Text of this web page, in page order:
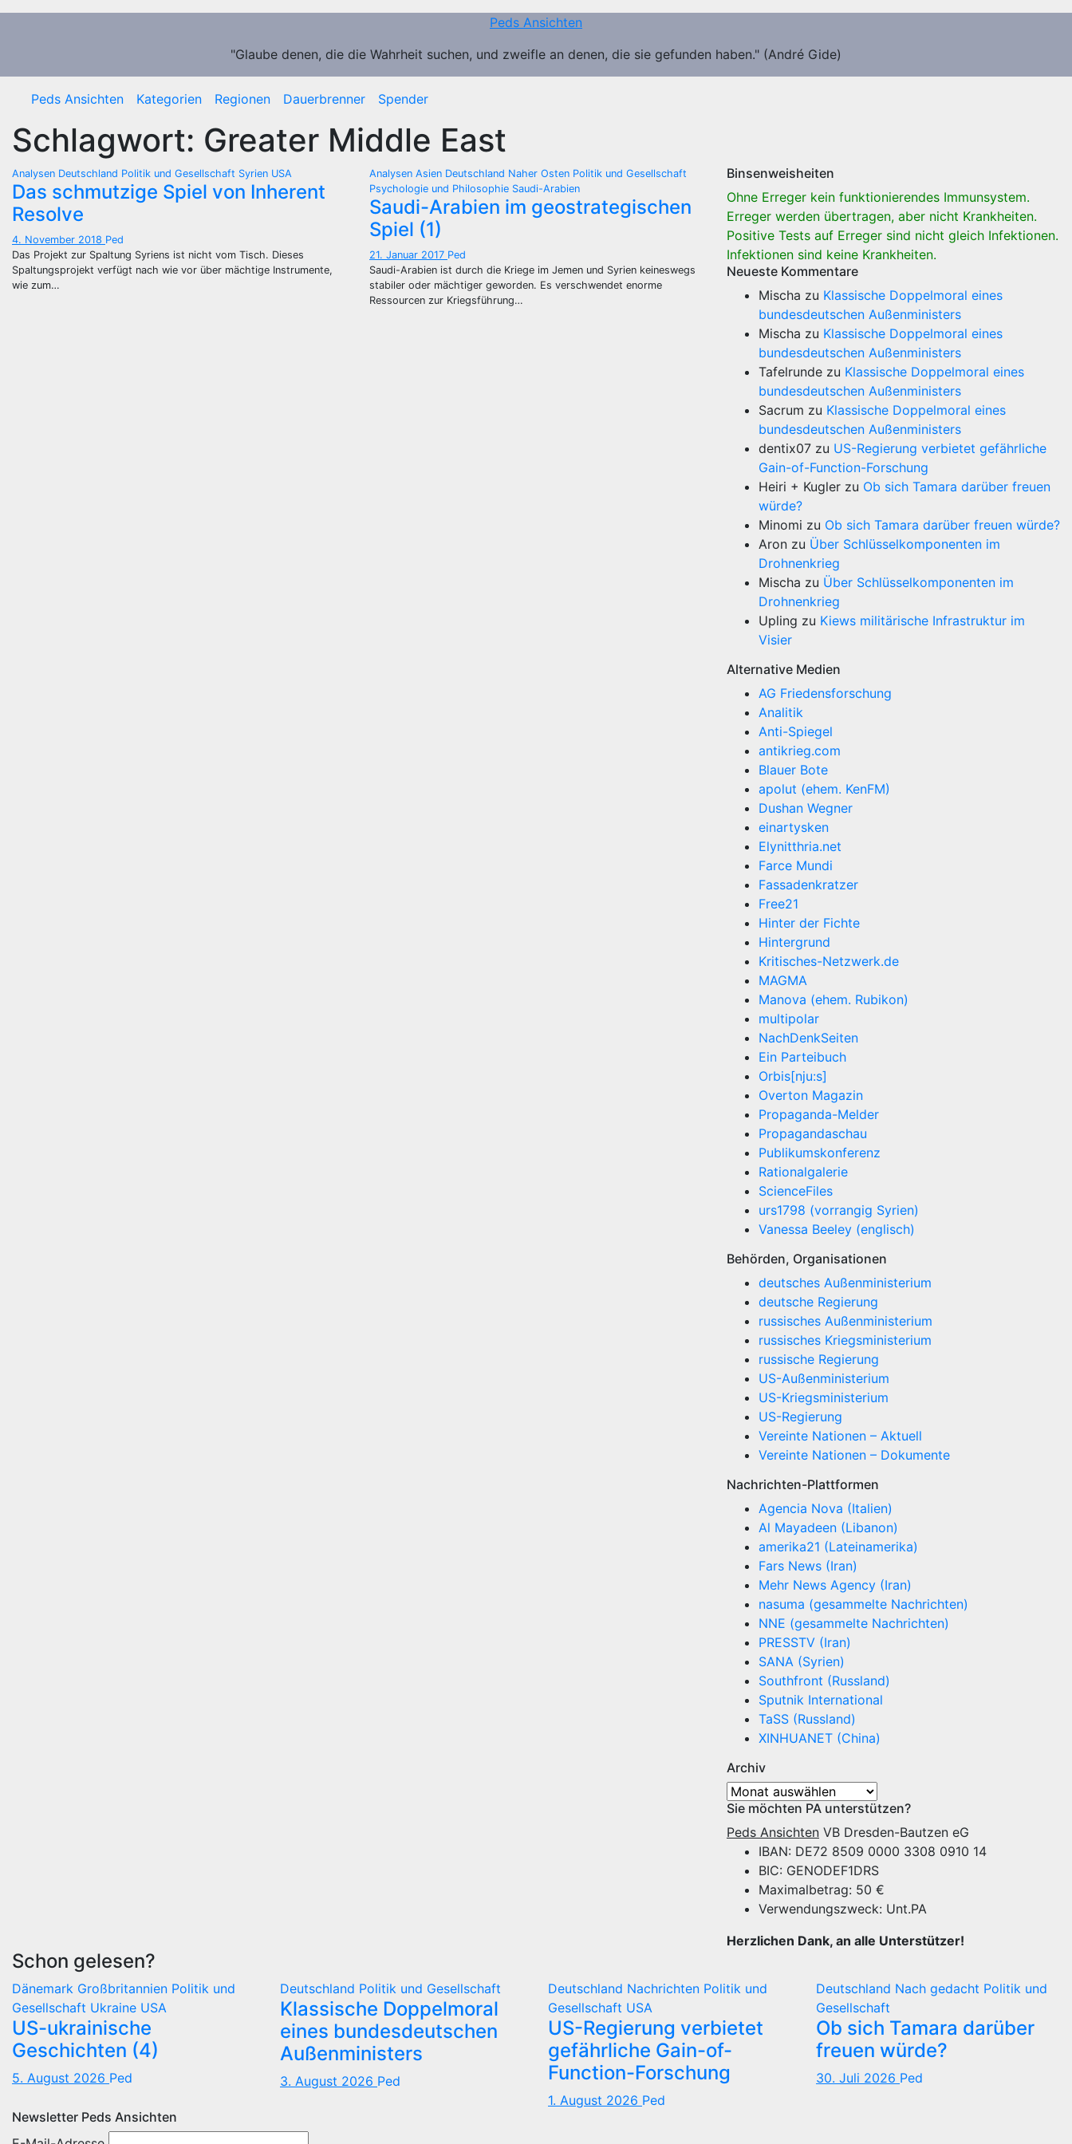
Zum
Peds Ansichten
"Glaube denen, die die Wahrheit suchen, und zweifle an denen, die sie gefunden haben." (André Gide)
Peds Ansichten Kategorien Regionen Dauerbrenner Spender
Schlagwort: Greater Middle East
Analysen Deutschland Politik und Gesellschaft Syrien USA
Das schmutzige Spiel von Inherent
Resolve
4. November 2018 Ped
Das Projekt zur Spaltung Syriens ist nicht vom Tisch. Dieses
Spaltungsprojekt verfügt nach wie vor über mächtige Instrumente,
wie zum…
Analysen Asien Deutschland Naher Osten Politik und Gesellschaft
Psychologie und Philosophie Saudi-Arabien
Saudi-Arabien im geostrategischen
Spiel (1)
21. Januar 2017 Ped
Saudi-Arabien ist durch die Kriege im Jemen und Syrien keineswegs
stabiler oder mächtiger geworden. Es verschwendet enorme
Ressourcen zur Kriegsführung…
Binsenweisheiten
Ohne Erreger kein funktionierendes Immunsystem.
Erreger werden übertragen, aber nicht Krankheiten.
Positive Tests auf Erreger sind nicht gleich Infektionen.
Infektionen sind keine Krankheiten.
Neueste Kommentare
Mischa zu Klassische Doppelmoral eines
bundesdeutschen Außenministers
Mischa zu Klassische Doppelmoral eines
bundesdeutschen Außenministers
Tafelrunde zu Klassische Doppelmoral eines
bundesdeutschen Außenministers
Sacrum zu Klassische Doppelmoral eines
bundesdeutschen Außenministers
dentix07 zu US-Regierung verbietet gefährliche
Gain-of-Function-Forschung
Heiri + Kugler zu Ob sich Tamara darüber freuen
würde?
Minomi zu Ob sich Tamara darüber freuen würde?
Aron zu Über Schlüsselkomponenten im
Drohnenkrieg
Mischa zu Über Schlüsselkomponenten im
Drohnenkrieg
Upling zu Kiews militärische Infrastruktur im
Visier
Alternative Medien
AG Friedensforschung
Analitik
Anti-Spiegel
antikrieg.com
Blauer Bote
apolut (ehem. KenFM)
Dushan Wegner
einartysken
Elynitthria.net
Farce Mundi
Fassadenkratzer
Free21
Hinter der Fichte
Hintergrund
Kritisches-Netzwerk.de
MAGMA
Manova (ehem. Rubikon)
multipolar
NachDenkSeiten
Ein Parteibuch
Orbis[nju:s]
Overton Magazin
Propaganda-Melder
Propagandaschau
Publikumskonferenz
Rationalgalerie
ScienceFiles
urs1798 (vorrangig Syrien)
Vanessa Beeley (englisch)
Behörden, Organisationen
deutsches Außenministerium
deutsche Regierung
russisches Außenministerium
russisches Kriegsministerium
russische Regierung
US-Außenministerium
US-Kriegsministerium
US-Regierung
Vereinte Nationen – Aktuell
Vereinte Nationen – Dokumente
Nachrichten-Plattformen
Agencia Nova (Italien)
Al Mayadeen (Libanon)
amerika21 (Lateinamerika)
Fars News (Iran)
Mehr News Agency (Iran)
nasuma (gesammelte Nachrichten)
NNE (gesammelte Nachrichten)
PRESSTV (Iran)
SANA (Syrien)
Southfront (Russland)
Sputnik International
TaSS (Russland)
XINHUANET (China)
Archiv
Archiv
Sie möchten PA unterstützen?
Peds Ansichten VB Dresden-Bautzen eG
IBAN: DE72 8509 0000 3308 0910 14
BIC: GENODEF1DRS
Maximalbetrag: 50 €
Verwendungszweck: Unt.PA
Herzlichen Dank, an alle Unterstützer!
Schon gelesen?
Dänemark Großbritannien Politik und
Gesellschaft Ukraine USA
US-ukrainische
Geschichten (4)
5. August 2026 Ped
Deutschland Politik und Gesellschaft
Klassische Doppelmoral
eines bundesdeutschen
Außenministers
3. August 2026 Ped
Deutschland Nachrichten Politik und
Gesellschaft USA
US-Regierung verbietet
gefährliche Gain-of-
Function-Forschung
1. August 2026 Ped
Deutschland Nach gedacht Politik und
Gesellschaft
Ob sich Tamara darüber
freuen würde?
30. Juli 2026 Ped
Newsletter Peds Ansichten